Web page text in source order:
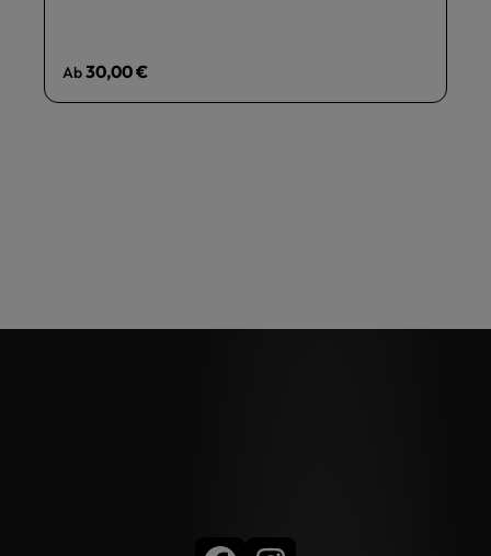
Regulärer Preis:
Ab30,00 €